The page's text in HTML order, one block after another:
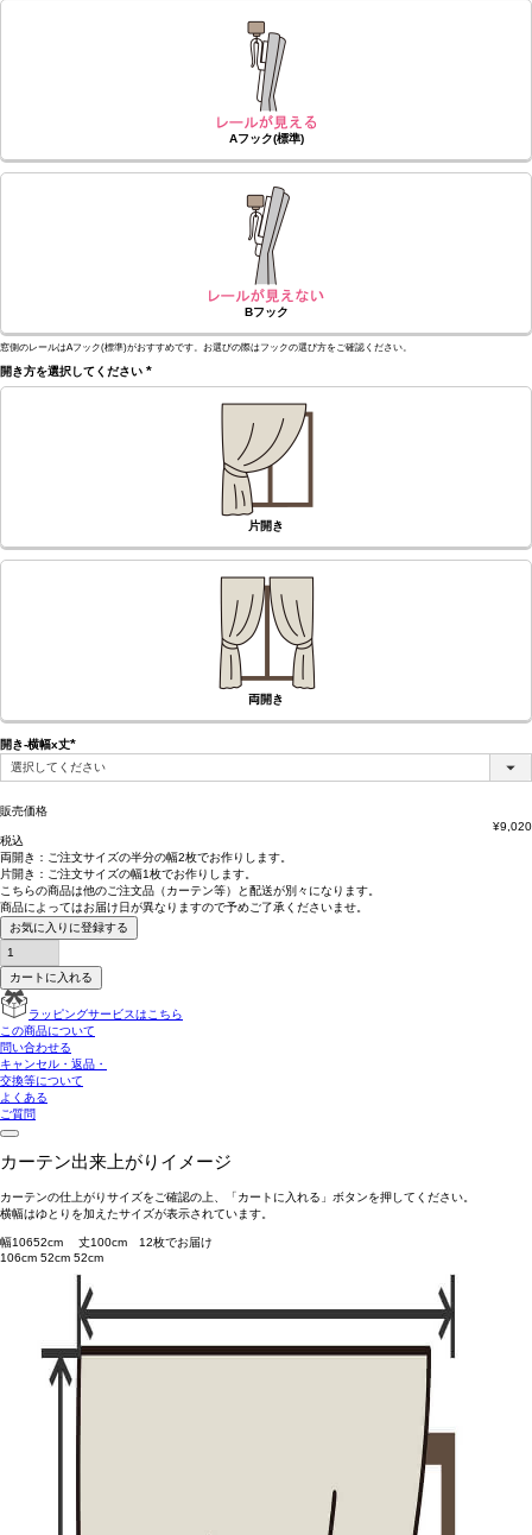
Aフック(標準)
Bフック
窓側のレールはAフック(標準)がおすすめです。お選びの際はフックの選び方をご確認ください。
開き方を選択してください
(必
片開き
両開き
開き-横幅x丈
(必
須)
販売価格
¥9,020
税込
両開き： ご注文サイズの半分の幅2枚でお作りします。
片開き： ご注文サイズの幅1枚でお作りします。
こちらの商品は他のご注文品（カーテン等）と配送が別々 になります。
商品によってはお届け日が異なりますので予めご了承くださいませ。
お気に入りに登録する
カートに入れる
ラッピングサービスはこちら
この商品について
問い合わせる
キャンセル・返品・
交換等について
よくある
ご質問
カーテン出来上がりイメージ
カーテンの仕上がりサイズをご確認の上、「カートに入れる」ボタンを押してください。
横幅はゆとりを加えたサイズが表示されています。
幅10652cm 丈100cm 12枚でお届け
106cm 52cm 52cm